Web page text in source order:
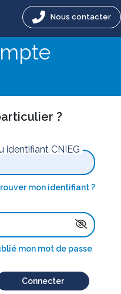
Nous contacter
?
identifiant CNIEG
mon identifiant ?
mon mot de passe
Connecter